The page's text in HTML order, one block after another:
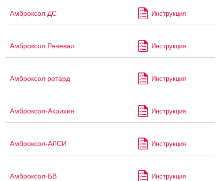
Амброксол ДС Инструкция
Амброксол Реневал Инструкция
Амброксол ретард Инструкция
Амброксол-Акрихин Инструкция
Амброксол-АЛСИ Инструкция
Амброксол-БВ Инструкция